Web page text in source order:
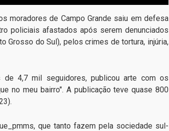
moradores de Campo Grande saiu em defesa
policiais afastados após serem denunciados
Grosso do Sul), pelos crimes de tortura, injúria,
de 4,7 mil seguidores, publicou arte com os
no meu bairro". A publicação teve quase 800
que tanto fazem pela sociedade sul-